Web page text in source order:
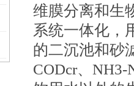
维膜分离和生
系统一体化，
的二沉池和砂
CODcr、